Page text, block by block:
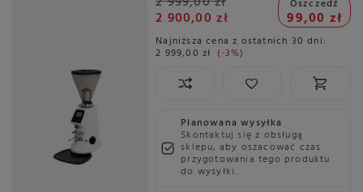
2 900,00 zł
Oszczedź
99,00 zł
Najniższa cena z ostatnich 30 dni:
2 999,00 zł -3%
Planowana wysyłka
Skontaktuj się z obsługą
sklepu, aby oszacować czas
przygotowania tego produktu
do wysyłki.